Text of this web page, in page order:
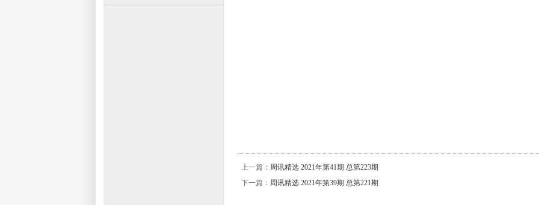
上一篇： 周讯精选 2021年第41期 总第223期
下一篇： 周讯精选 2021年第39期 总第221期